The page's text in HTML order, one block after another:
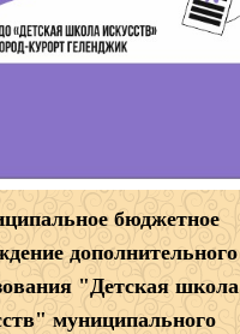
бюджетное
дополнительного
"Детская школа
муниципального